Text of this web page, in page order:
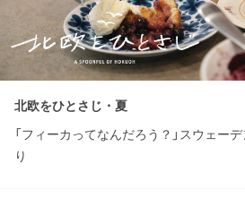
北欧をひとさじ・夏
「フィーカってなんだろう？」スウェー
り